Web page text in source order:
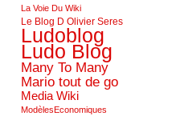
La Voie Du Wiki
Le Blog D Olivier Seres
Ludoblog
Ludo Blog
Many To Many
Mario tout de go
Media Wiki
ModèlesEconomiques